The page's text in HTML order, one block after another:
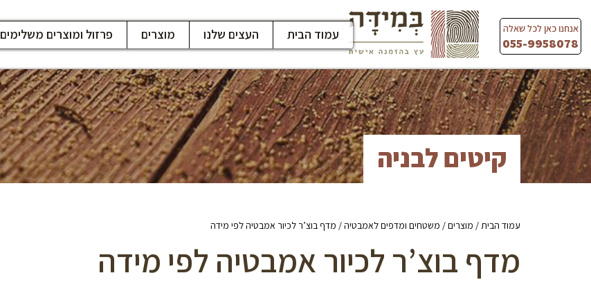
content
אנחנו כאן לכל שאלה
055-9958078
עמוד הבית העצים שלנו מוצרים פרזול ומוצרים משלימים
קיטים לבניה
עמוד הבית/ מוצרים/ משטחים ומדפים לאמבטיה/ מדף בוצ’ר לכיור אמבטיה לפי מידה
מדף בוצ’ר לכיור אמבטיה לפי מידה